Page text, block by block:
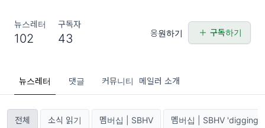
뉴스레터
102
구독자
43 응원하기 구독하기
뉴스레터 댓글 커뮤니티 메일러 소개
전체 소식 읽기 멤버십 | SBHV 멤버십 | SBHV 'digging'